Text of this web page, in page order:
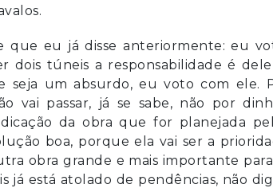
que eu já disse anteriormente: eu
dois túneis a responsabilidade é
seja um absurdo, eu voto com ele.
vai passar, já se sabe, não por
da obra que for planejada
boa, porque ela vai ser a
obra grande e mais importante
já está atolado de pendências, não